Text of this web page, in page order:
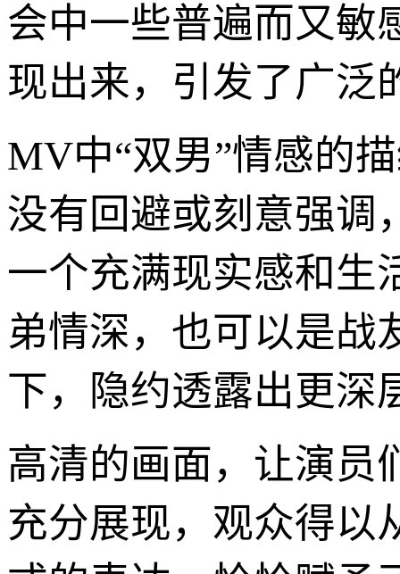
会中一些普遍而又敏
现出来，引发了广泛
MV中“双男”情感的
没有回避或刻意强调
一个充满现实感和生
弟情深，也可以是战
下，隐约透露出更深
高清的画面，让演员
充分展现，观众得以